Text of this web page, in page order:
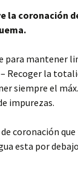
la coronación
para mantener
Recoger la
siempre el
impurezas.
coronación
esta por